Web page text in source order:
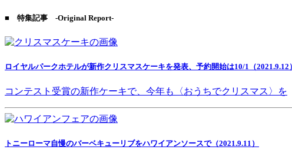
■ 特集記事 -Original Report-
ロイヤルパークホテルが新作クリスマスケーキを発表、予約開始は10/1（2021.9.12）
コンテスト受賞の新作ケーキで、今年も〈おうちでクリスマス〉を
トニーローマ自慢のバーベキューリブをハワイアンソースで（2021.9.11）